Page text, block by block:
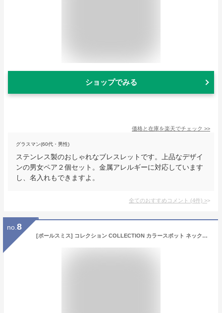
ショップでみる
価格と在庫を楽天でチェック >>
グラスマン(60代・男性)
ステンレス製のおしゃれなブレスレットです。上品なデザイ
ンの男女ペア２個セット。金属アレルギーに対応しています
し、名入れもできますよ。
全てのおすすめコメント (4件) >
no. 8
[ポールスミス] コレクション COLLECTION カラースポット ネックレス アクセサリー グラデーション メンズ 純正化粧箱 ショップバッグ付き 204516 210 (レッド)